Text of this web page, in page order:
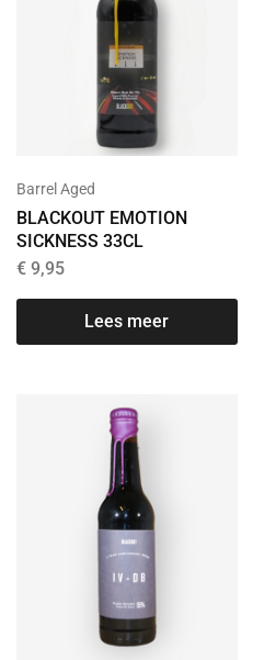
Barrel Aged
BLACKOUT EMOTION
SICKNESS 33CL
€ 9,95
Lees meer